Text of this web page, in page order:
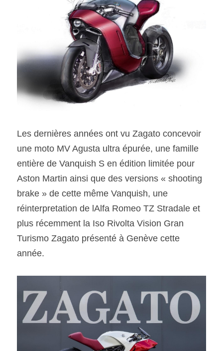
Les dernières années ont vu Zagato concevoir
une moto MV Agusta ultra épurée, une famille
entière de Vanquish S en édition limitée pour
Aston Martin ainsi que des versions « shooting
brake » de cette même Vanquish, une
réinterpretation de lAlfa Romeo TZ Stradale et
plus récemment la Iso Rivolta Vision Gran
Turismo Zagato présenté à Genève cette
année.